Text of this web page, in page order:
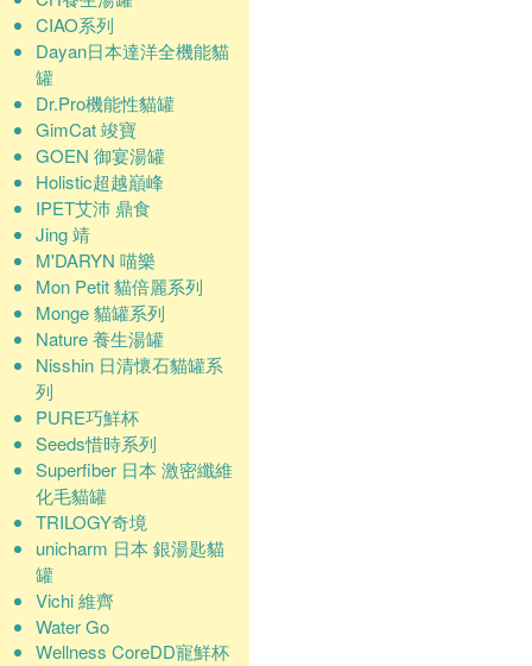
CIAO系列
Dayan日本達洋全機能貓
罐
Dr.Pro機能性貓罐
GimCat 竣寶
GOEN 御宴湯罐
Holistic超越巔峰
IPET艾沛 鼎食
Jing 靖
M'DARYN 喵樂
Mon Petit 貓倍麗系列
Monge 貓罐系列
Nature 養生湯罐
Nisshin 日清懷石貓罐系
列
PURE巧鮮杯
Seeds惜時系列
Superfiber 日本 激密纖維
化毛貓罐
TRILOGY奇境
unicharm 日本 銀湯匙貓
罐
Vichi 維齊
Water Go
Wellness CoreDD寵鮮杯